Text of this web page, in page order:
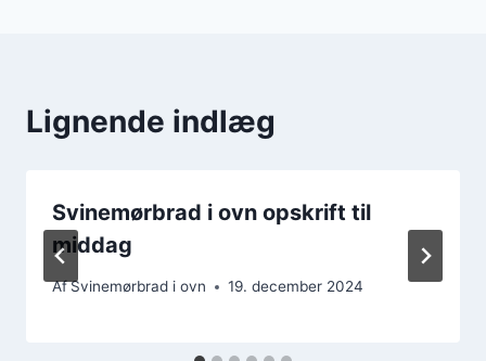
Lignende indlæg
Svinemørbrad i ovn opskrift til
middag
AfSvinemørbrad i ovn 19. december 2024